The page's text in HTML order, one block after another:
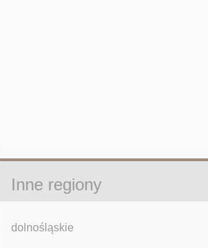
Inne regiony
dolnośląskie